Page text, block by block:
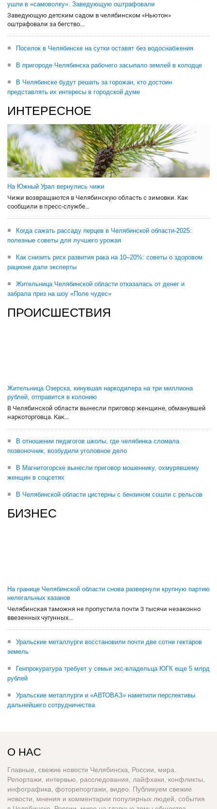
ушли в «самоволку». Заведующую оштрафовали
Заведующую детским садом в челябинском «Ньютон»
оштрафовали за бегство...
Поселок в Челябинске на сутки оставят без водоснабжения
В пригороде Челябинска рабочего засыпало землей в колодце
В Челябинске будут решать за горожан, кто достоин
представлять их интересы в городской думе
ИНТЕРЕСНОЕ
На Южный Урал вернулись чижи
Чижи возвращаются в Челябинскую область с зимовки. Как
сообщили в пресс-службе...
Когда сажать рассаду перцев в Челябинской области-2025:
полезные советы для лучшего урожая
Как снизить риск развития рака на 10–20%: советы о здоровом
рационе дали эксперты
Жительница Челябинской области отказалась от денег и
забрала приз на шоу «Поле чудес»
ПРОИСШЕСТВИЯ
Жительница Озерска, кинувшая наркодилера на три миллиона
рублей, отправится в колонию
В Челябинской области вынесли приговор женщине, обманувшей
наркоторговца. Как...
В отношении педагогов школы, где челябинка сломала
позвоночник, возбудили уголовное дело
В Магнитогорске вынесли приговор мошеннику, охмурявшему
женщин в соцсетях
В Челябинской области цистерны с бензином сошли с рельсов
БИЗНЕС
На границе Челябинской области снова развернули крупную партию
нелегальных казанов
Челябинская таможня не пропустила почти 3 тысячи незаконно
ввезенных чугунных...
Уральские металлурги восстановили почти две сотни гектаров
земель
Генпрокуратура требует у семьи экс-владельца ЮГК еще 5 млрд
рублей
Уральские металлурги и «АВТОВАЗ» наметили перспективы
дальнейшего сотрудничества
О НАС
Главные, свежие новости Челябинска, России, мира.
Репортажи, интервью, расследования, лайфхаки, конфликты,
инфографика, фоторепортажи, видео. Публикуем свежие
новости, мнения и комментарии популярных людей, события